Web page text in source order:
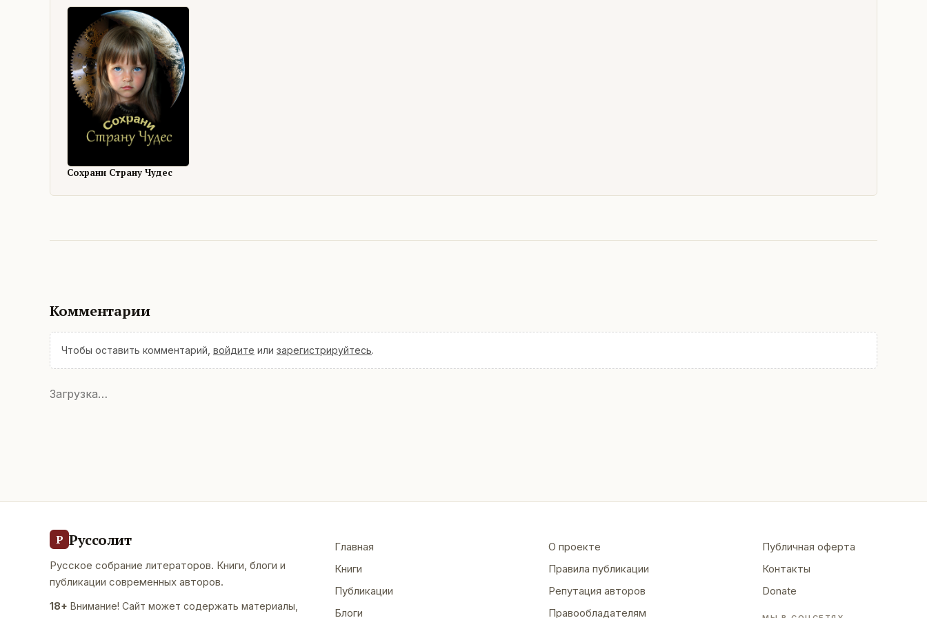
Сохрани Страну Чудес
Комментарии
Чтобы оставить комментарий, войдите или зарегистрируйтесь.
Загрузка…
Р Руссолит
Русское собрание литераторов. Книги, блоги и
публикации современных авторов.
18+ Внимание! Сайт может содержать материалы,
Главная
Книги
Публикации
Блоги
О проекте
Правила публикации
Репутация авторов
Правообладателям
Публичная оферта
Контакты
Donate